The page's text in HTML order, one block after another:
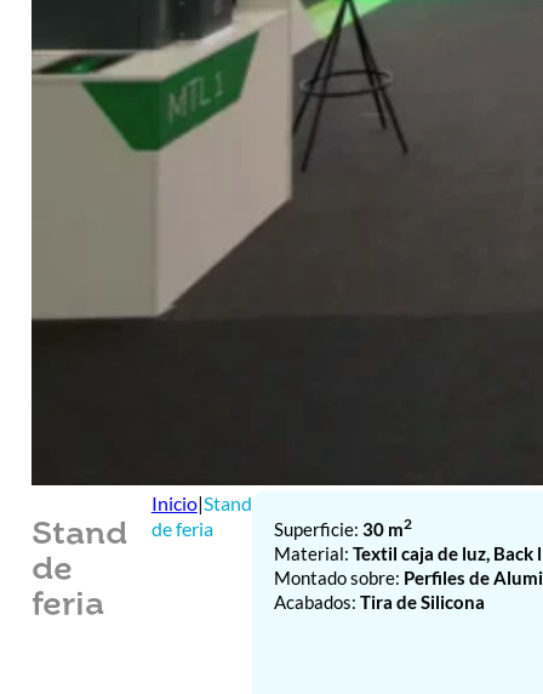
Stand
de
feria
Inicio|Stand
de feria
Superficie:30 m2
Material:Textil caja de luz, Back
Montado sobre: Perfiles de
Acabados:Tira de Silicona